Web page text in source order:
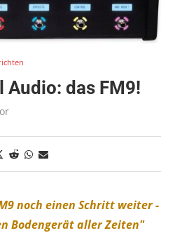
Audio: das FM9!
noch einen Schritt weiter -
Bodengerät aller Zeiten"